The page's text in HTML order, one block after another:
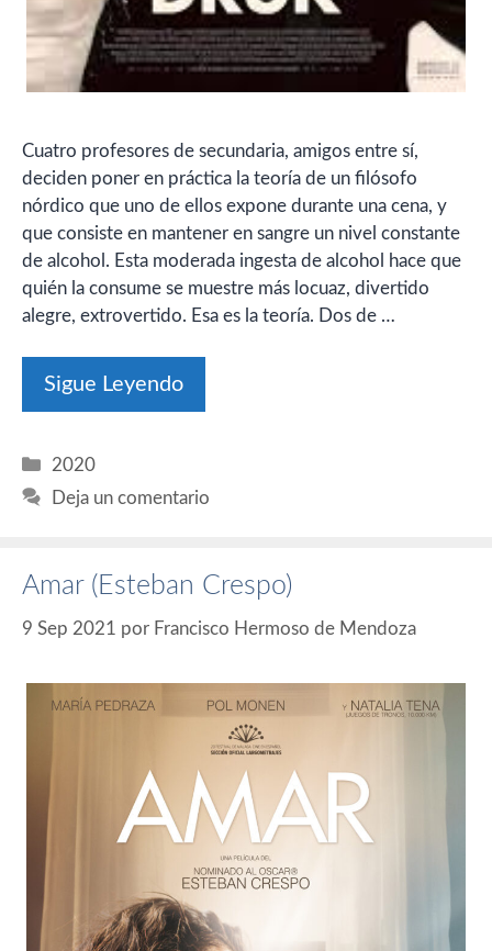
Cuatro profesores de secundaria, amigos entre sí,
deciden poner en práctica la teoría de un filósofo
nórdico que uno de ellos expone durante una cena, y
que consiste en mantener en sangre un nivel constante
de alcohol. Esta moderada ingesta de alcohol hace que
quién la consume se muestre más locuaz, divertido
alegre, extrovertido. Esa es la teoría. Dos de …
Sigue Leyendo
Categorías
2020
Deja un comentario
Amar (Esteban Crespo)
9 Sep 2021 por Francisco Hermoso de Mendoza